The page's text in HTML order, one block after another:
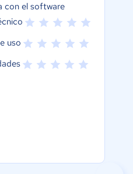
con el software
uso